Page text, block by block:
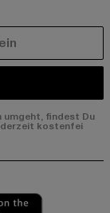
umgeht, findest Du
kostenfei